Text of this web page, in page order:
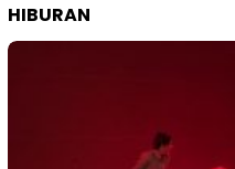
HIBURAN